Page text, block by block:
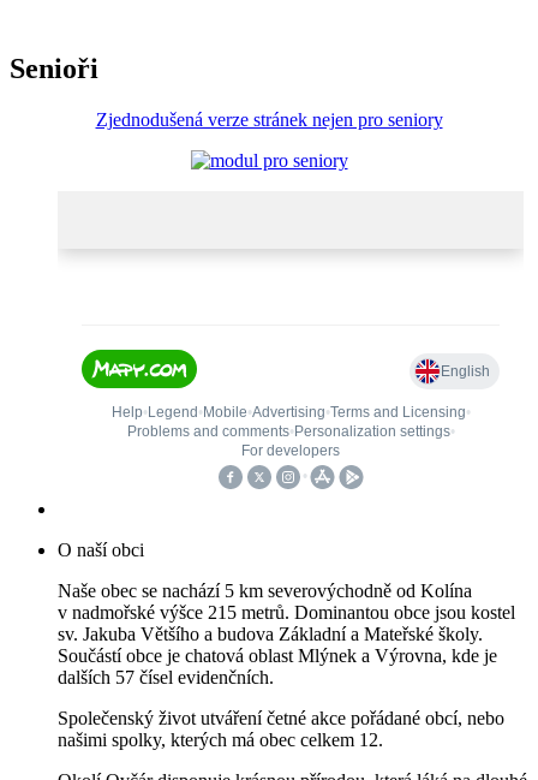
Senioři
Zjednodušená verze stránek nejen pro seniory
O naší obci
Naše obec se nachází 5 km severovýchodně od Kolína
v nadmořské výšce 215 metrů. Dominantou obce jsou kostel
sv. Jakuba Většího a budova Základní a Mateřské školy.
Součástí obce je chatová oblast Mlýnek a Výrovna, kde je
dalších 57 čísel evidenčních.
Společenský život utváření četné akce pořádané obcí, nebo
našimi spolky, kterých má obec celkem 12.